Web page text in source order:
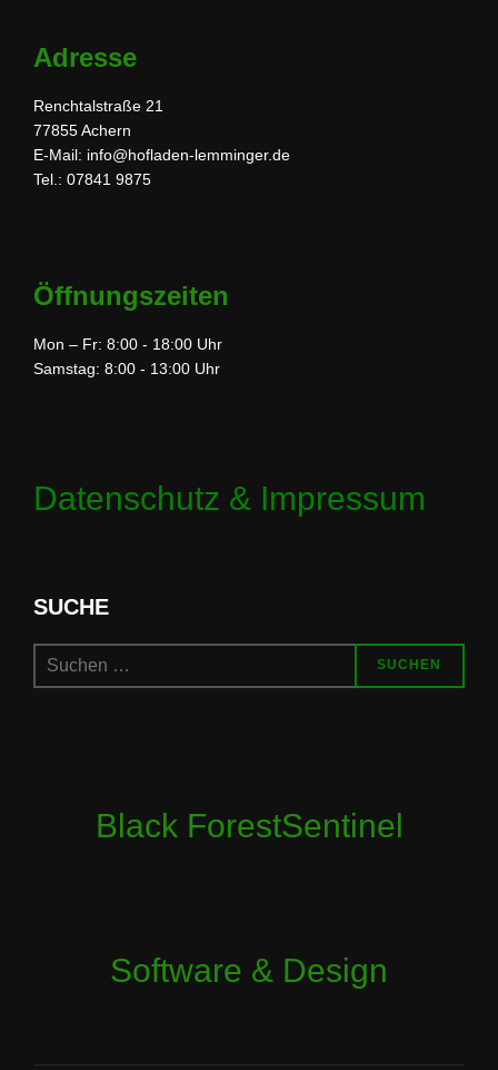
Adresse
Renchtalstraße 21
77855 Achern
E-Mail: info@hofladen-lemminger.de
Tel.: 07841 9875
Öffnungszeiten
Mon – Fr: 8:00 - 18:00 Uhr
Samstag: 8:00 - 13:00 Uhr
Datenschutz & Impressum
SUCHE
Suchen
SUCHEN
Black ForestSentinel
Software & Design